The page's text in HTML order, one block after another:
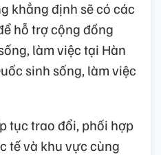
khẳng định sẽ có các
hỗ trợ cộng đồng
làm việc tại Hàn
sinh sống, làm việc
tục trao đổi, phối hợp
tế và khu vực cùng